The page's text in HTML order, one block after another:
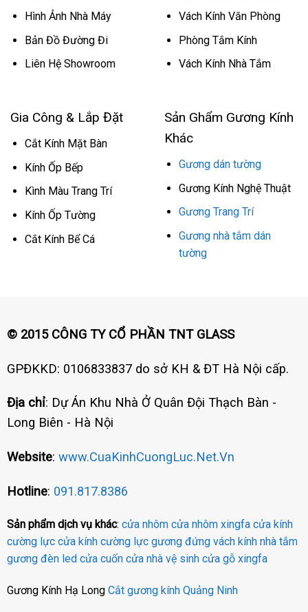
Hình Ảnh Nhà Máy
Bản Đồ Đường Đi
Liên Hệ Showroom
Vách Kính Văn Phòng
Phòng Tắm Kính
Vách Kính Nhà Tắm
Gia Công & Lắp Đặt
Cắt Kính Mặt Bàn
Kính Ốp Bếp
Kình Màu Trang Trí
Kính Ốp Tường
Cắt Kính Bể Cá
Sản Ghẩm Gương Kính
Khác
Gương dán tường
Gương Kính Nghệ Thuật
Gương Trang Trí
Gương nhà tắm dán
tường
© 2015 CÔNG TY CỔ PHẦN TNT GLASS
GPĐKKD: 0106833837 do sở KH & ĐT Hà Nội cấp.
Địa chỉ: Dự Án Khu Nhà Ở Quân Đội Thạch Bàn -
Long Biên - Hà Nội
Website: www.CuaKinhCuongLuc.Net.Vn
Hotline: 091.817.8386
Sản phẩm dịch vụ khác: cửa nhôm cửa nhôm xingfa cửa kính
cường lực cửa kính cường lực gương đứng vách kính nhà tắm
gương đèn led cửa cuốn cửa nhà vệ sinh cửa gỗ xingfa
Gương Kính Hạ Long Cắt gương kính Quảng Ninh